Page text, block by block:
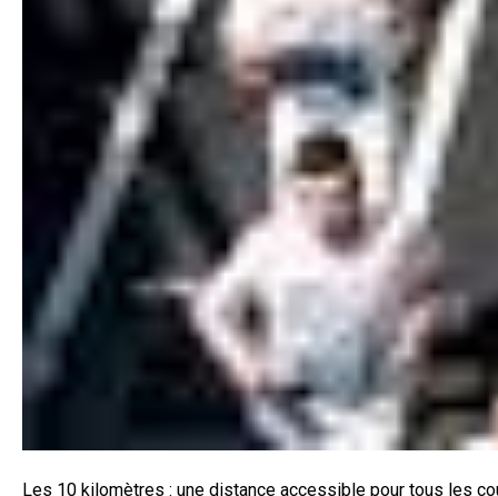
Les 10 kilomètres : une distance accessible pour tous les